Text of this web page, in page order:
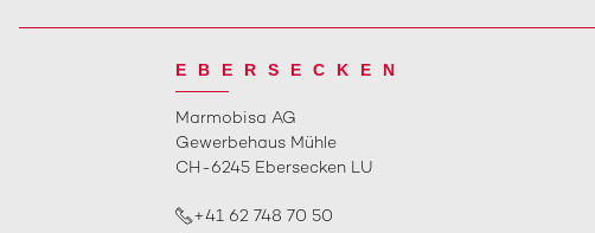
EBERSECKEN
Marmobisa AG
Gewerbehaus Mühle
CH-6245 Ebersecken LU
+41 62 748 70 50